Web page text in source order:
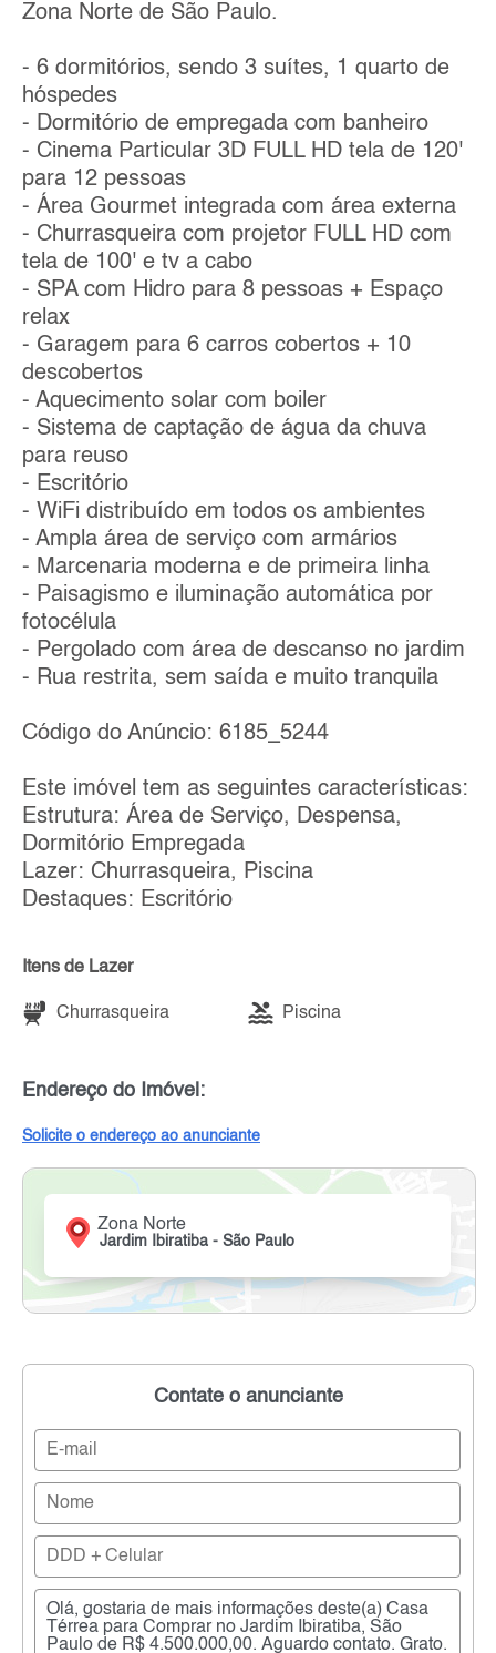
Zona Norte de São Paulo.
- 6 dormitórios, sendo 3 suítes, 1 quarto de
hóspedes
- Dormitório de empregada com banheiro
- Cinema Particular 3D FULL HD tela de 120'
para 12 pessoas
- Área Gourmet integrada com área externa
- Churrasqueira com projetor FULL HD com
tela de 100' e tv a cabo
- SPA com Hidro para 8 pessoas + Espaço
relax
- Garagem para 6 carros cobertos + 10
descobertos
- Aquecimento solar com boiler
- Sistema de captação de água da chuva
para reuso
- Escritório
- WiFi distribuído em todos os ambientes
- Ampla área de serviço com armários
- Marcenaria moderna e de primeira linha
- Paisagismo e iluminação automática por
fotocélula
- Pergolado com área de descanso no jardim
- Rua restrita, sem saída e muito tranquila
Código do Anúncio: 6185_5244
Este imóvel tem as seguintes características:
Estrutura: Área de Serviço, Despensa,
Dormitório Empregada
Lazer: Churrasqueira, Piscina
Destaques: Escritório
Itens de Lazer
Churrasqueira Piscina
Endereço do Imóvel:
Solicite o endereço ao anunciante
Zona Norte
Jardim Ibiratiba - São Paulo
Contate o anunciante